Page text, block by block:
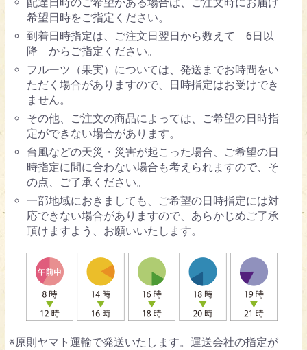
配達日時のご希望がある場合は、ご注文時にお届け
希望日時をご指定ください。
到着日時指定は、ご注文日翌日から数えて 6日以
降 からご指定ください。
フルーツ（果実）については、発送までお時間をい
ただく場合がありますので、日時指定はお受けでき
ません。
その他、ご注文の商品によっては、ご希望の日時指
定ができない場合があります。
台風などの天災・災害が起こった場合、ご希望の日
時指定に間に合わない場合も考えられますので、そ
の点、ご了承ください。
一部地域におきましても、ご希望の日時指定には対
応できない場合がありますので、あらかじめご了承
頂けますよう、お願いいたします。
※原則ヤマト運輸で発送いたします。運送会社の指定が